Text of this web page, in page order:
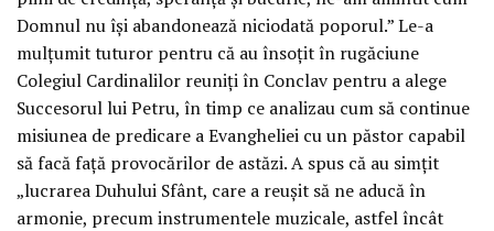
Domnul nu își abandonează niciodată poporul.” Le-a
mulțumit tuturor pentru că au însoțit în rugăciune
Colegiul Cardinalilor reuniți în Conclav pentru a alege
Succesorul lui Petru, în timp ce analizau cum să continue
misiunea de predicare a Evangheliei cu un păstor capabil
să facă față provocărilor de astăzi. A spus că au simțit
„lucrarea Duhului Sfânt, care a reușit să ne aducă în
armonie, precum instrumentele muzicale, astfel încât